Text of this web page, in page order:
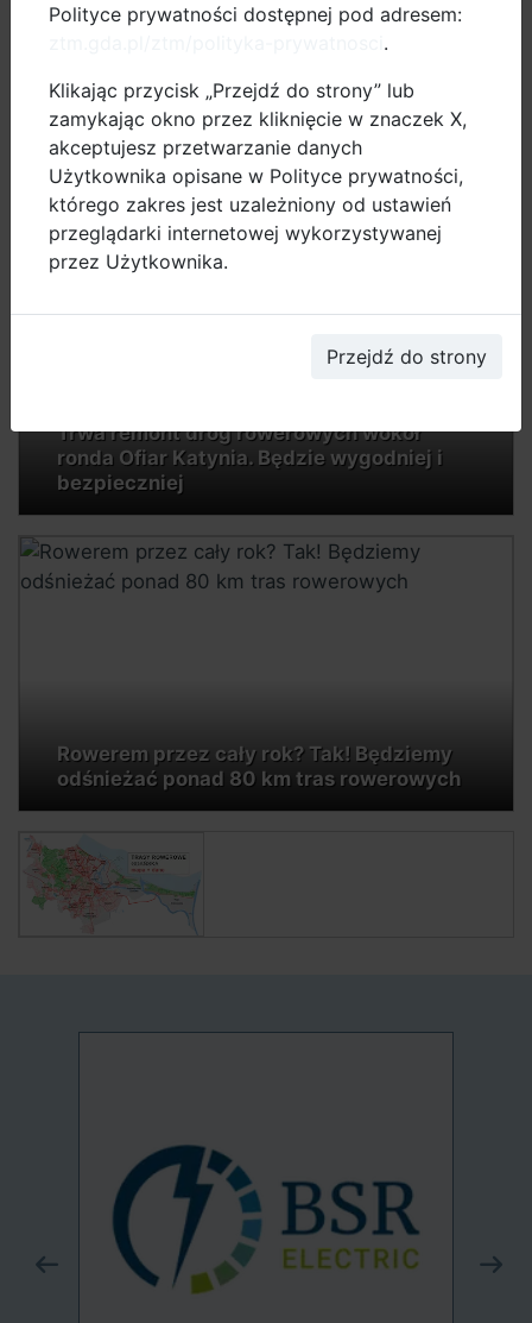
dokumenty
projekty UE
zamów stojak
kontakt
Trwa remont dróg rowerowych wokół
ronda Ofiar Katynia. Będzie wygodniej i
bezpieczniej
Rowerem przez cały rok? Tak! Będziemy
odśnieżać ponad 80 km tras rowerowych
Polityce prywatności dostępnej pod adresem:
.
Klikając przycisk „Przejdź do strony” lub
zamykając okno przez kliknięcie w znaczek X,
akceptujesz przetwarzanie danych
Użytkownika opisane w Polityce prywatności,
którego zakres jest uzależniony od ustawień
przeglądarki internetowej wykorzystywanej
przez Użytkownika.
Przejdź do strony